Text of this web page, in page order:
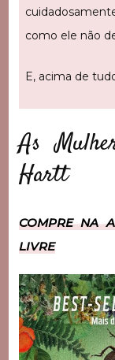
como ele não
E, acima de
As
Hartt
COMPRE NA
LIVRE